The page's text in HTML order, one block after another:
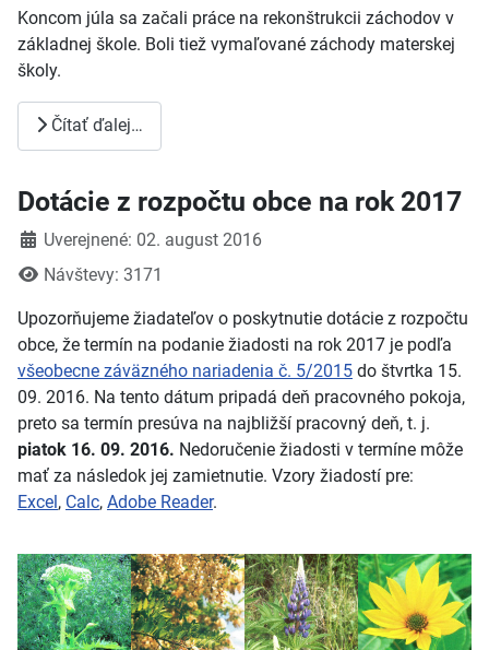
Koncom júla sa začali práce na rekonštrukcii záchodov v
základnej škole. Boli tiež vymaľované záchody materskej
školy.
Čítať ďalej…
Dotácie z rozpočtu obce na rok 2017
DetailyUverejnené: 02. august 2016
Návštevy: 3171
Upozorňujeme žiadateľov o poskytnutie dotácie z rozpočtu
obce, že termín na podanie žiadosti na rok 2017 je podľa
všeobecne záväzného nariadenia č. 5/2015 do štvrtka 15.
09. 2016. Na tento dátum pripadá deň pracovného pokoja,
preto sa termín presúva na najbližší pracovný deň, t. j.
piatok 16. 09. 2016. Nedoručenie žiadosti v termíne môže
mať za následok jej zamietnutie. Vzory žiadostí pre:
Excel, Calc, Adobe Reader.